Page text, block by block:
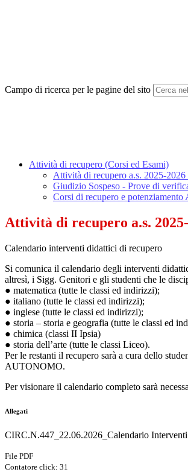
Campo di ricerca per le pagine del sito
Attività di recupero (Corsi ed Esami)
Attività di recupero a.s. 2025-
Giudizio Sospeso - Prove di
Corsi di recupero e potenziamento
Attività di recupero a.s.
Calendario interventi didattici di recupero
Si comunica il calendario degli interventi
altresì, i Sigg. Genitori e gli studenti che le
● matematica (tutte le classi ed indirizzi);
● italiano (tutte le classi ed indirizzi);
● inglese (tutte le classi ed indirizzi);
● storia – storia e geografia (tutte le classi ed
● chimica (classi II Ipsia)
● storia dell’arte (tutte le classi Liceo).
Per le restanti il recupero sarà a cura dello
AUTONOMO.
Per visionare il calendario completo sarà
Allegati
CIRC.N.447_22.06.2026_Calendario
File PDF
Contatore click: 31